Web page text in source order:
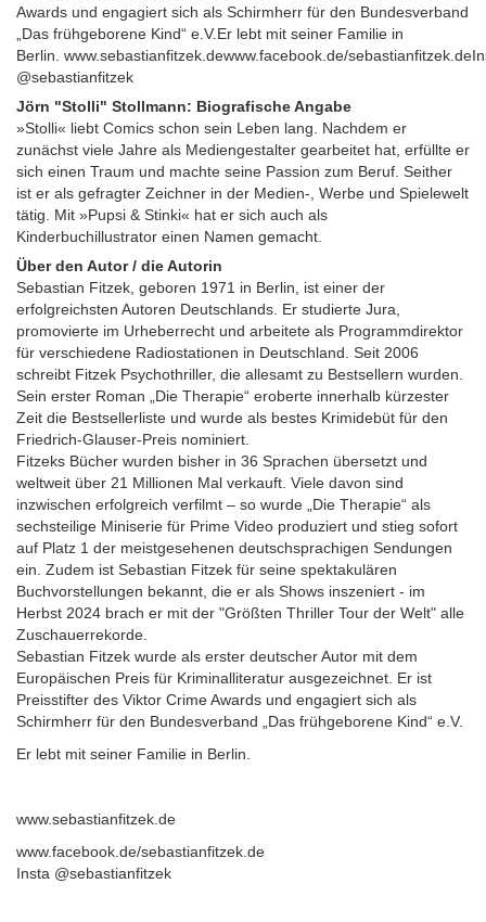
Awards und engagiert sich als Schirmherr für den Bundesverband
„Das frühgeborene Kind“ e.V.Er lebt mit seiner Familie in
Berlin. www.sebastianfitzek.dewww.facebook.de/
@sebastianfitzek
Jörn "Stolli" Stollmann: Biografische Angabe
»Stolli« liebt Comics schon sein Leben lang. Nachdem er
zunächst viele Jahre als Mediengestalter gearbeitet hat, erfüllte er
sich einen Traum und machte seine Passion zum Beruf. Seither
ist er als gefragter Zeichner in der Medien-, Werbe und Spielewelt
tätig. Mit »Pupsi & Stinki« hat er sich auch als
Kinderbuchillustrator einen Namen gemacht.
Über den Autor / die Autorin
Sebastian Fitzek, geboren 1971 in Berlin, ist einer der
erfolgreichsten Autoren Deutschlands. Er studierte Jura,
promovierte im Urheberrecht und arbeitete als Programmdirektor
für verschiedene Radiostationen in Deutschland. Seit 2006
schreibt Fitzek Psychothriller, die allesamt zu Bestsellern wurden.
Sein erster Roman „Die Therapie“ eroberte innerhalb kürzester
Zeit die Bestsellerliste und wurde als bestes Krimidebüt für den
Friedrich-Glauser-Preis nominiert.
Fitzeks Bücher wurden bisher in 36 Sprachen übersetzt und
weltweit über 21 Millionen Mal verkauft. Viele davon sind
inzwischen erfolgreich verfilmt – so wurde „Die Therapie“ als
sechsteilige Miniserie für Prime Video produziert und stieg sofort
auf Platz 1 der meistgesehenen deutschsprachigen Sendungen
ein. Zudem ist Sebastian Fitzek für seine spektakulären
Buchvorstellungen bekannt, die er als Shows inszeniert - im
Herbst 2024 brach er mit der "Größten Thriller Tour der Welt" alle
Zuschauerrekorde.
Sebastian Fitzek wurde als erster deutscher Autor mit dem
Europäischen Preis für Kriminalliteratur ausgezeichnet. Er ist
Preisstifter des Viktor Crime Awards und engagiert sich als
Schirmherr für den Bundesverband „Das frühgeborene Kind“ e.V.
Er lebt mit seiner Familie in Berlin.
www.sebastianfitzek.de
www.facebook.de/sebastianfitzek.de
Insta @sebastianfitzek